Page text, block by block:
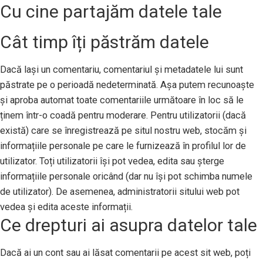
Cu cine partajăm datele tale
Cât timp îți păstrăm datele
Dacă lași un comentariu, comentariul și metadatele lui sunt
păstrate pe o perioadă nedeterminată. Așa putem recunoaște
și aproba automat toate comentariile următoare în loc să le
ținem într-o coadă pentru moderare. Pentru utilizatorii (dacă
există) care se înregistrează pe situl nostru web, stocăm și
informațiile personale pe care le furnizează în profilul lor de
utilizator. Toți utilizatorii își pot vedea, edita sau șterge
informațiile personale oricând (dar nu își pot schimba numele
de utilizator). De asemenea, administratorii sitului web pot
vedea și edita aceste informații.
Ce drepturi ai asupra datelor tale
Dacă ai un cont sau ai lăsat comentarii pe acest sit web, poți